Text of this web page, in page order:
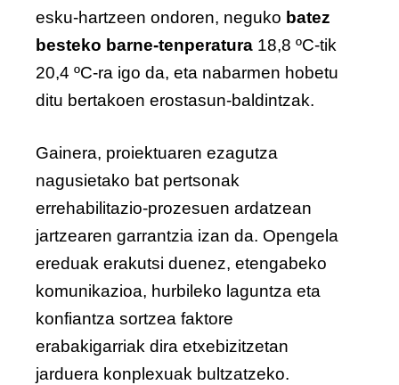
esku-hartzeen ondoren, neguko batez
besteko barne-tenperatura 18,8 ºC-tik
20,4 ºC-ra igo da, eta nabarmen hobetu
ditu bertakoen erostasun-baldintzak.
Gainera, proiektuaren ezagutza
nagusietako bat pertsonak
errehabilitazio-prozesuen ardatzean
jartzearen garrantzia izan da. Opengela
ereduak erakutsi duenez, etengabeko
komunikazioa, hurbileko laguntza eta
konfiantza sortzea faktore
erabakigarriak dira etxebizitzetan
jarduera konplexuak bultzatzeko.